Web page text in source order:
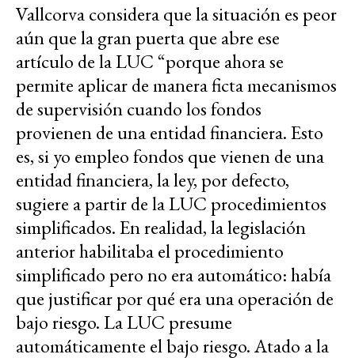
Vallcorva considera que la situación es peor
aún que la gran puerta que abre ese
artículo de la LUC “porque ahora se
permite aplicar de manera ficta mecanismos
de supervisión cuando los fondos
provienen de una entidad financiera. Esto
es, si yo empleo fondos que vienen de una
entidad financiera, la ley, por defecto,
sugiere a partir de la LUC procedimientos
simplificados. En realidad, la legislación
anterior habilitaba el procedimiento
simplificado pero no era automático: había
que justificar por qué era una operación de
bajo riesgo. La LUC presume
automáticamente el bajo riesgo. Atado a la